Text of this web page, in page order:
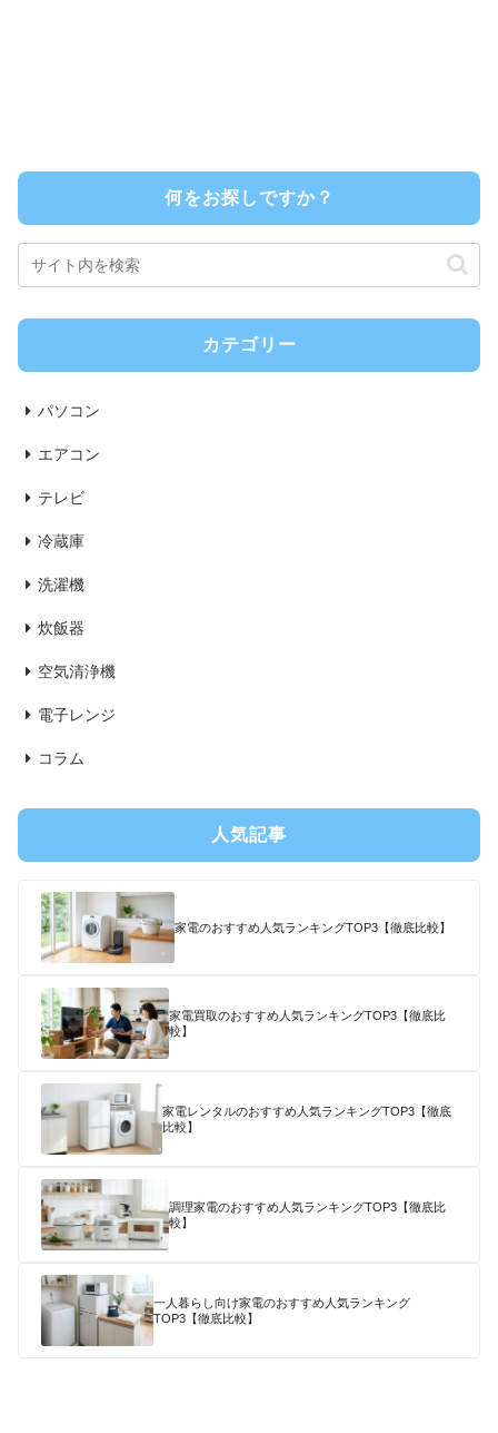
何をお探しですか？
カテゴリー
パソコン
エアコン
テレビ
冷蔵庫
洗濯機
炊飯器
空気清浄機
電子レンジ
コラム
人気記事
家電のおすすめ人気ランキングTOP3【徹底比較】
家電買取のおすすめ人気ランキングTOP3【徹底比
較】
家電レンタルのおすすめ人気ランキングTOP3【徹底
比較】
調理家電のおすすめ人気ランキングTOP3【徹底比
較】
一人暮らし向け家電のおすすめ人気ランキング
TOP3【徹底比較】